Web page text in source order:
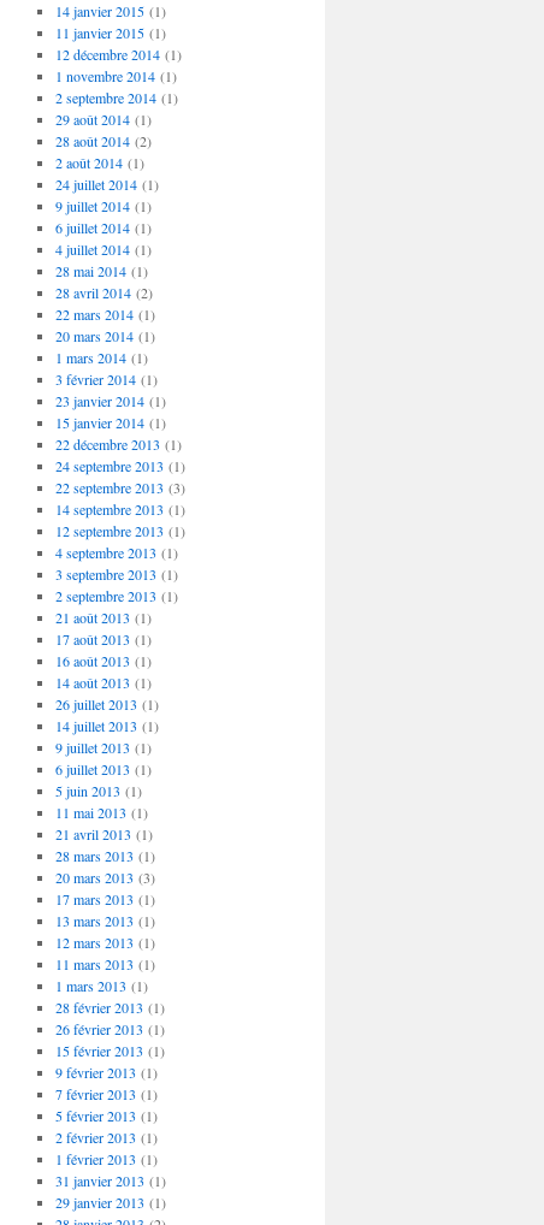
14 janvier 2015(1)
11 janvier 2015(1)
12 décembre 2014(1)
1 novembre 2014(1)
2 septembre 2014(1)
29 août 2014(1)
28 août 2014(2)
2 août 2014(1)
24 juillet 2014(1)
9 juillet 2014(1)
6 juillet 2014(1)
4 juillet 2014(1)
28 mai 2014(1)
28 avril 2014(2)
22 mars 2014(1)
20 mars 2014(1)
1 mars 2014(1)
3 février 2014(1)
23 janvier 2014(1)
15 janvier 2014(1)
22 décembre 2013 (1)
24 septembre 2013 (1)
22 septembre 2013 (3)
14 septembre 2013 (1)
12 septembre 2013 (1)
4 septembre 2013 (1)
3 septembre 2013 (1)
2 septembre 2013 (1)
21 août 2013 (1)
17 août 2013 (1)
16 août 2013 (1)
14 août 2013 (1)
26 juillet 2013 (1)
14 juillet 2013 (1)
9 juillet 2013 (1)
6 juillet 2013 (1)
5 juin 2013 (1)
11 mai 2013 (1)
21 avril 2013 (1)
28 mars 2013 (1)
20 mars 2013 (3)
17 mars 2013 (1)
13 mars 2013 (1)
12 mars 2013 (1)
11 mars 2013 (1)
1 mars 2013 (1)
28 février 2013 (1)
26 février 2013 (1)
15 février 2013 (1)
9 février 2013 (1)
7 février 2013 (1)
5 février 2013 (1)
2 février 2013 (1)
1 février 2013 (1)
31 janvier 2013 (1)
29 janvier 2013 (1)